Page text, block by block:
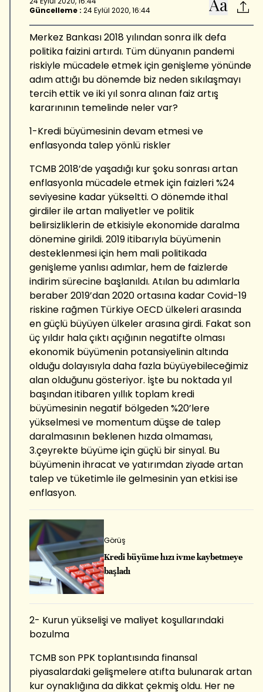
Güncelleme : 24 Eylül 2020, 16:44
Merkez Bankası 2018 yılından sonra ilk defa
politika faizini artırdı. Tüm dünyanın pandemi
riskiyle mücadele etmek için genişleme yönünde
adım attığı bu dönemde biz neden sıkılaşmayı
tercih ettik ve iki yıl sonra alınan faiz artış
kararınının temelinde neler var?
1-Kredi büyümesinin devam etmesi ve
enflasyonda talep yönlü riskler
TCMB 2018’de yaşadığı kur şoku sonrası artan
enflasyonla mücadele etmek için faizleri %24
seviyesine kadar yükseltti. O dönemde ithal
girdiler ile artan maliyetler ve politik
belirsizliklerin de etkisiyle ekonomide daralma
dönemine girildi. 2019 itibarıyla büyümenin
desteklenmesi için hem mali politikada
genişleme yanlısı adımlar, hem de faizlerde
indirim sürecine başlanıldı. Atılan bu adımlarla
beraber 2019’dan 2020 ortasına kadar Covid-19
riskine rağmen Türkiye OECD ülkeleri arasında
en güçlü büyüyen ülkeler arasına girdi. Fakat son
üç yıldır hala çıktı açığının negatifte olması
ekonomik büyümenin potansiyelinin altında
olduğu dolayısıyla daha fazla büyüyebileceğimiz
alan olduğunu gösteriyor. İşte bu noktada yıl
başından itibaren yıllık toplam kredi
büyümesinin negatif bölgeden %20’lere
yükselmesi ve momentum düşse de talep
daralmasının beklenen hızda olmaması,
3.çeyrekte büyüme için güçlü bir sinyal. Bu
büyümenin ihracat ve yatırımdan ziyade artan
talep ve tüketimle ile gelmesinin yan etkisi ise
enflasyon.
Görüş
Kredi büyüme hızı ivme kaybetmeye
başladı
2- Kurun yükselişi ve maliyet koşullarındaki
bozulma
TCMB son PPK toplantısında finansal
piyasalardaki gelişmelere atıfta bulunarak artan
kur oynaklığına da dikkat çekmiş oldu. Her ne